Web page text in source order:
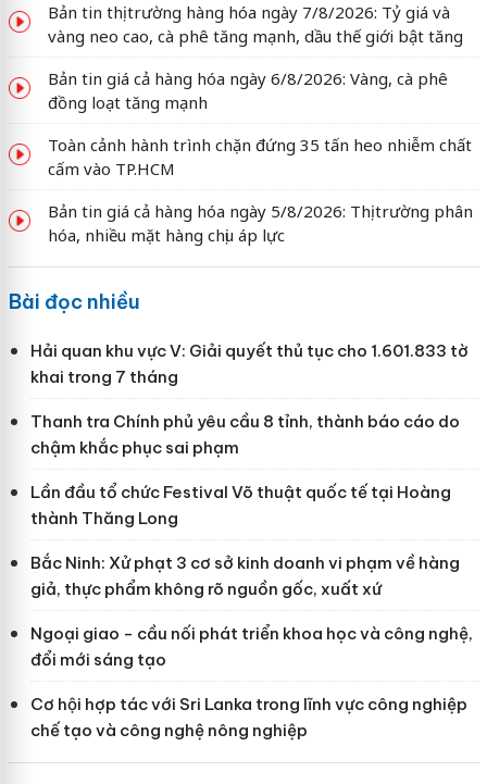
Bản tin thị trường hàng hóa ngày 7/8/2026: Tỷ giá và
vàng neo cao, cà phê tăng mạnh, dầu thế giới bật tăng
Bản tin giá cả hàng hóa ngày 6/8/2026: Vàng, cà phê
đồng loạt tăng mạnh
Toàn cảnh hành trình chặn đứng 35 tấn heo nhiễm chất
cấm vào TP.HCM
Bản tin giá cả hàng hóa ngày 5/8/2026: Thị trường phân
hóa, nhiều mặt hàng chịu áp lực
Bài đọc nhiều
Hải quan khu vực V: Giải quyết thủ tục cho 1.601.833 tờ
khai trong 7 tháng
Thanh tra Chính phủ yêu cầu 8 tỉnh, thành báo cáo do
chậm khắc phục sai phạm
Lần đầu tổ chức Festival Võ thuật quốc tế tại Hoàng
thành Thăng Long
Bắc Ninh: Xử phạt 3 cơ sở kinh doanh vi phạm về hàng
giả, thực phẩm không rõ nguồn gốc, xuất xứ
Ngoại giao - cầu nối phát triển khoa học và công nghệ,
đổi mới sáng tạo
Cơ hội hợp tác với Sri Lanka trong lĩnh vực công nghiệp
chế tạo và công nghệ nông nghiệp